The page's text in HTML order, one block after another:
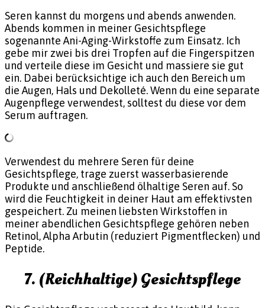
Seren kannst du morgens und abends anwenden.
Abends kommen in meiner Gesichtspflege
sogenannte Ani-Aging-Wirkstoffe zum Einsatz. Ich
gebe mir zwei bis drei Tropfen auf die Fingerspitzen
und verteile diese im Gesicht und massiere sie gut
ein. Dabei berücksichtige ich auch den Bereich um
die Augen, Hals und Dekolleté. Wenn du eine separate
Augenpflege verwendest, solltest du diese vor dem
Serum auftragen.
Verwendest du mehrere Seren für deine
Gesichtspflege, trage zuerst wasserbasierende
Produkte und anschließend ölhaltige Seren auf. So
wird die Feuchtigkeit in deiner Haut am effektivsten
gespeichert. Zu meinen liebsten Wirkstoffen in
meiner abendlichen Gesichtspflege gehören neben
Retinol, Alpha Arbutin (reduziert Pigmentflecken) und
Peptide.
7. (Reichhaltige) Gesichtspflege